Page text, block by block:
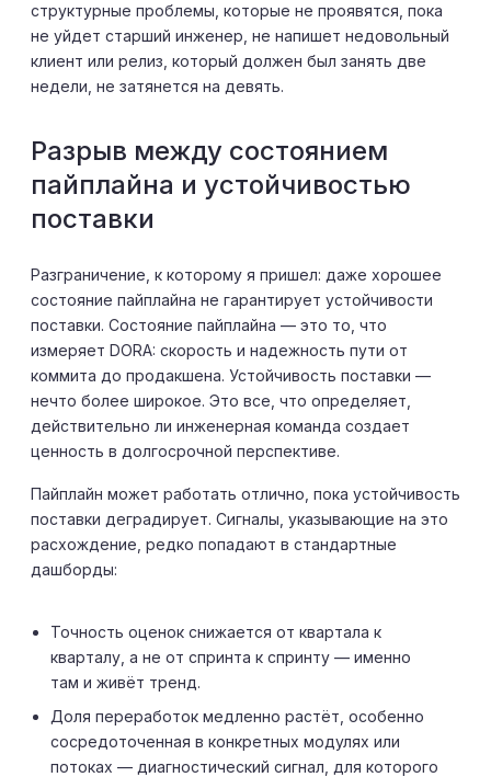
структурные проблемы, которые не проявятся, пока
не уйдет старший инженер, не напишет недовольный
клиент или релиз, который должен был занять две
недели, не затянется на девять.
Разрыв между состоянием
пайплайна и устойчивостью
поставки
Разграничение, к которому я пришел: даже хорошее
состояние пайплайна не гарантирует устойчивости
поставки. Состояние пайплайна — это то, что
измеряет DORA: скорость и надежность пути от
коммита до продакшена. Устойчивость поставки —
нечто более широкое. Это все, что определяет,
действительно ли инженерная команда создает
ценность в долгосрочной перспективе.
Пайплайн может работать отлично, пока устойчивость
поставки деградирует. Сигналы, указывающие на это
расхождение, редко попадают в стандартные
дашборды:
Точность оценок снижается от квартала к
кварталу, а не от спринта к спринту — именно
там и живёт тренд.
Доля переработок медленно растёт, особенно
сосредоточенная в конкретных модулях или
потоках — диагностический сигнал, для которого